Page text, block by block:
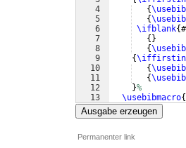
4
5
6
7
8
9
10
11
12
13
{
{
\ifblank{
{ }
{
{
{
{
}%
\usebibmacro{
Ausgabe erzeugen
Permanenter link